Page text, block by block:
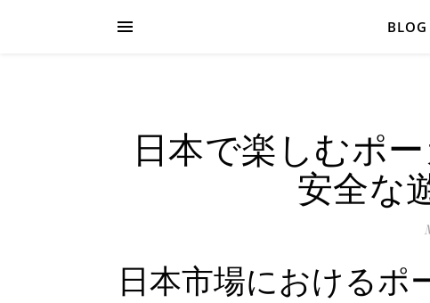
BLOG
日本で楽しむポ
安全な
日本市場におけるポ